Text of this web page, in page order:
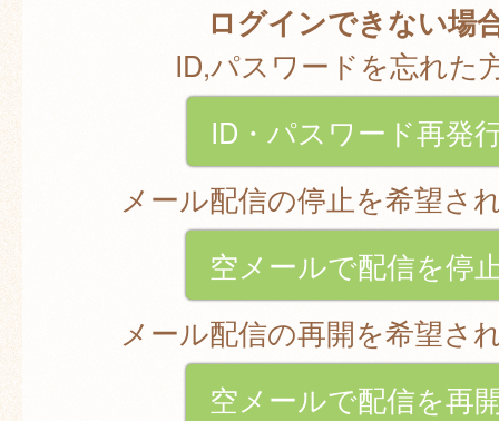
ログインできない場
ID,パスワードを忘れた
ID・パスワード再発
メール配信の停止を希望さ
空メールで配信を停
メール配信の再開を希望さ
空メールで配信を再